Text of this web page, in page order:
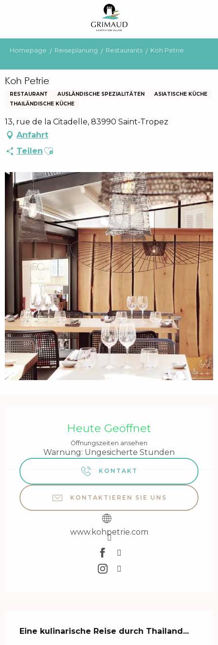
principal
Homepage Reiseplanung Restaurants Koh Petrie
Koh Petrie
RESTAURANT AUSLÄNDISCHE SPEZIALITÄTEN
ASIATISCHE KÜCHE
THAILÄNDISCHE KÜCHE
13, rue de la Citadelle, 83990 Saint-Tropez
Anfahrt
Teilen Ajouter aux favoris
Heute Geöffnet
Öffnungszeiten ansehen
Warnung: Ungesicherte Stunden
KONTAKT
KONTAKTIEREN SIE UNS
www.kohpetrie.com
Eine kulinarische Reise durch Thailand...